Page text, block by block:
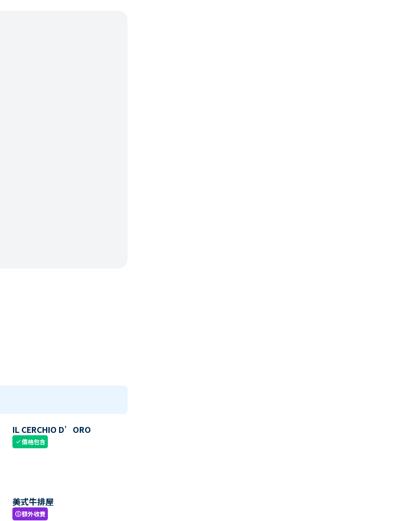
IL CERCHIO D’ORO
check價格包含
美式牛排屋
paid額外收費